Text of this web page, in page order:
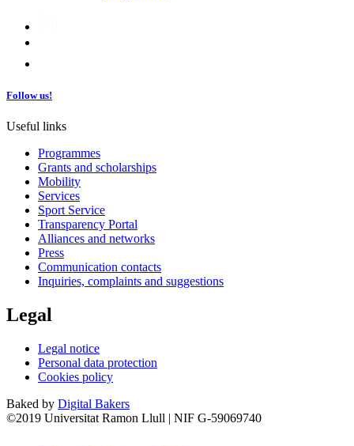
Follow us!
Useful links
Programmes
Grants and scholarships
Mobility
Services
Sport Service
Transparency Portal
Alliances and networks
Press
Communication contacts
Inquiries, complaints and suggestions
Legal
Legal notice
Personal data protection
Cookies policy
Baked by Digital Bakers
©2019 Universitat Ramon Llull | NIF G-59069740